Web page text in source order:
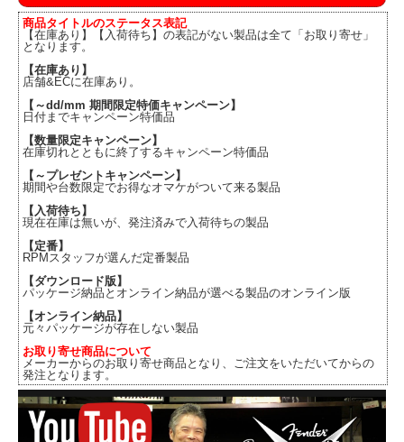
商品タイトルのステータス表記
【在庫あり】【入荷待ち】の表記がない製品は全て「お取り寄せ」
となります。
【在庫あり】
店舗&ECに在庫あり。
【～dd/mm 期間限定特価キャンペーン】
日付までキャンペーン特価品
【数量限定キャンペーン】
在庫切れとともに終了するキャンペーン特価品
【～プレゼントキャンペーン】
期間や台数限定でお得なオマケがついて来る製品
【入荷待ち】
現在在庫は無いが、発注済みで入荷待ちの製品
【定番】
RPMスタッフが選んだ定番製品
【ダウンロード版】
パッケージ納品とオンライン納品が選べる製品のオンライン版
【オンライン納品】
元々パッケージが存在しない製品
お取り寄せ商品について
メーカーからのお取り寄せ商品となり、ご注文をいただいてからの
発注となります。